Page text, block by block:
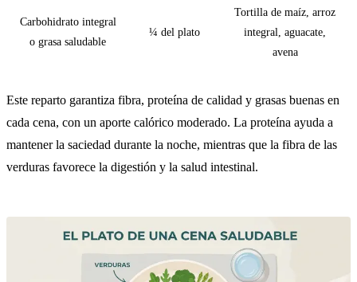
Carbohidrato integral
o grasa saludable
¼ del plato
Tortilla de maíz, arroz
integral, aguacate,
avena
Este reparto garantiza fibra, proteína de calidad y grasas buenas en
cada cena, con un aporte calórico moderado. La proteína ayuda a
mantener la saciedad durante la noche, mientras que la fibra de las
verduras favorece la digestión y la salud intestinal.